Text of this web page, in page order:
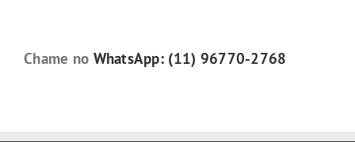
Chame no WhatsApp: (11) 96770-2768